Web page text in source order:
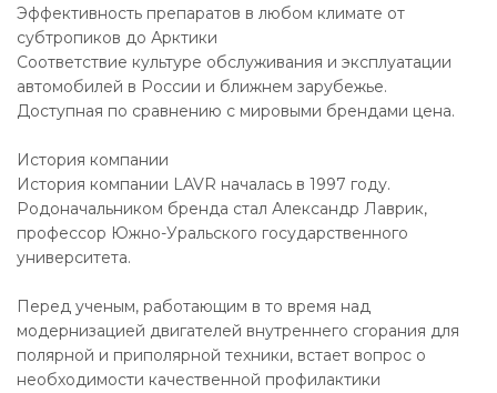
Эффективность препаратов в любом климате от
субтропиков до Арктики
Соответствие культуре обслуживания и эксплуатации
автомобилей в России и ближнем зарубежье.
Доступная по сравнению с мировыми брендами цена.
История компании
История компании LAVR началась в 1997 году.
Родоначальником бренда стал Александр Лаврик,
профессор Южно-Уральского государственного
университета.
Перед ученым, работающим в то время над
модернизацией двигателей внутреннего сгорания для
полярной и приполярной техники, встает вопрос о
необходимости качественной профилактики